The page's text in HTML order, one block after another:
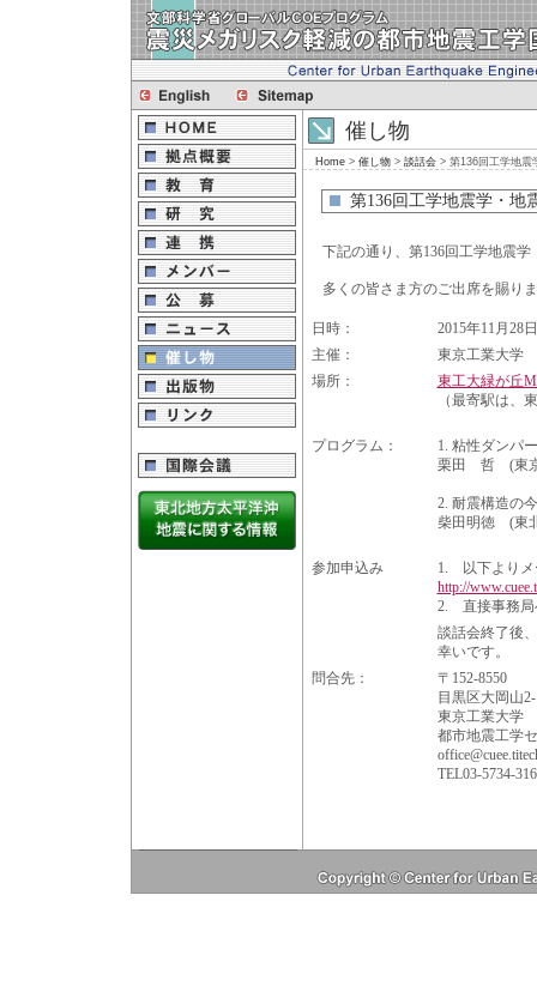
催し物
Home > 催し物 > 談話会 > 第136回工学地震
第136回工学地震学・地
下記の通り、第136回工学地震
多くの皆さま方のご出席を賜り
日時：
2015年11月28
主催：
東京工業大学
場所：
東工大緑が丘
（最寄駅は、
プログラム：
1. 粘性ダンパ
栗田 哲 (東京
2. 耐震構造の
柴田明徳 (東
参加申込み
1. 以下よりメ
http://
2. 直接事務局
談話会終了後
幸いです。
問合先：
〒152-8550
目黒区大岡山
東京工業大学
都市地震工学
TEL03-5734-